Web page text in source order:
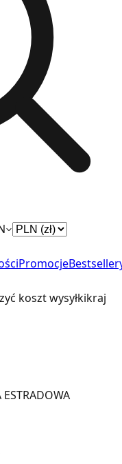
Promocje
koszt wysyłkikraj